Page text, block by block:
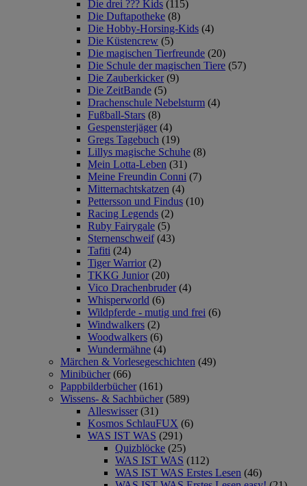
Die drei ??? Kids (115)
Die Duftapotheke (8)
Die Hobby-Horsing-Kids (4)
Die Küstencrew (5)
Die magischen Tierfreunde (20)
Die Schule der magischen Tiere (57)
Die Zauberkicker (9)
Die ZeitBande (5)
Drachenschule Nebelsturm (4)
Fußball-Stars (8)
Gespensterjäger (4)
Gregs Tagebuch (19)
Lillys magische Schuhe (8)
Mein Lotta-Leben (31)
Meine Freundin Conni (7)
Mitternachtskatzen (4)
Pettersson und Findus (10)
Racing Legends (2)
Ruby Fairygale (5)
Sternenschweif (43)
Tafiti (24)
Tiger Warrior (2)
TKKG Junior (20)
Vico Drachenbruder (4)
Whisperworld (6)
Wildpferde - mutig und frei (6)
Windwalkers (2)
Woodwalkers (6)
Wundermähne (4)
Märchen & Vorlesegeschichten (49)
Minibücher (66)
Pappbilderbücher (161)
Wissens- & Sachbücher (589)
Alleswisser (31)
Kosmos SchlauFUX (6)
WAS IST WAS (291)
Quizblöcke (25)
WAS IST WAS (112)
WAS IST WAS Erstes Lesen (46)